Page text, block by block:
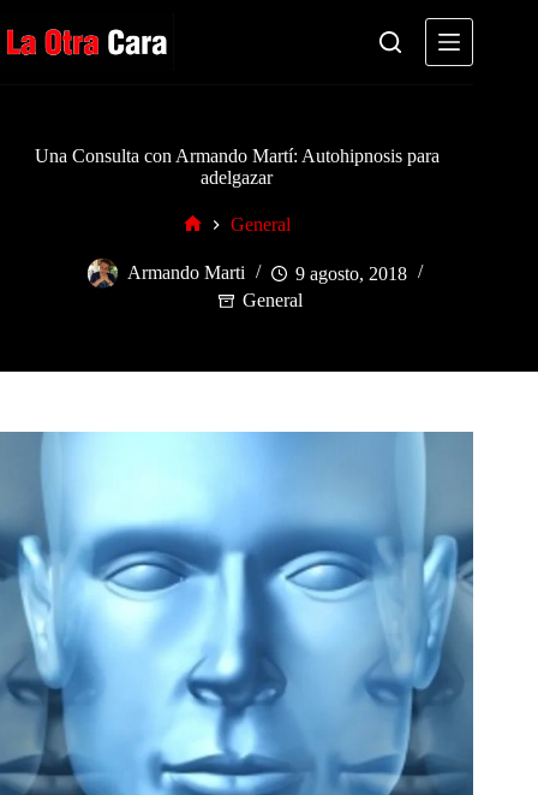
al
contenido
Una Consulta con Armando Martí: Autohipnosis para
adelgazar
General
Armando Marti
9 agosto, 2018
General